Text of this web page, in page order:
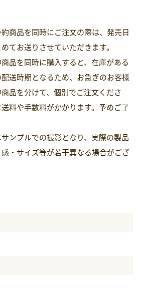
商品を同時にご注文の際は、発売日
てお送りさせていただきます。
品を同時に購入すると、在庫がある
送時期となるため、お急ぎのお客様
品を分けて、個別でご注文くださ
料や手数料がかかります。予めご了
ンプルでの撮影となり、実際の製品
・サイズ等が若干異なる場合がござ